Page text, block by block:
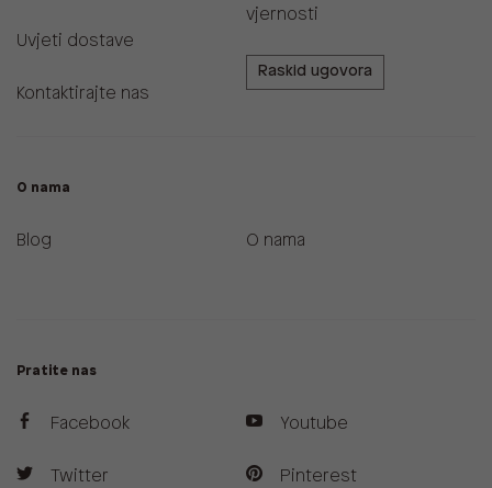
Uvjeti dostave
Kontaktirajte nas
vjernosti
Raskid ugovora
O nama
Blog O nama
Pratite nas
Facebook
Twitter
Youtube
Pinterest